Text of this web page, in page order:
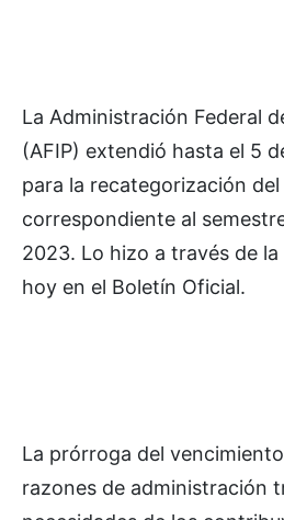
La Administración Federal
(AFIP) extendió hasta el 5
para la recategorización
correspondiente al
2023. Lo hizo a través de
hoy en el Boletín Oficial.
La prórroga del
razones de administración